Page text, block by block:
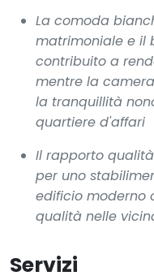
La comoda
matrimoniale e il
contribuito a
mentre la
la tranquillità
quartiere d'affari
Il rapporto
per uno
edificio moderno
qualità nelle
Servizi